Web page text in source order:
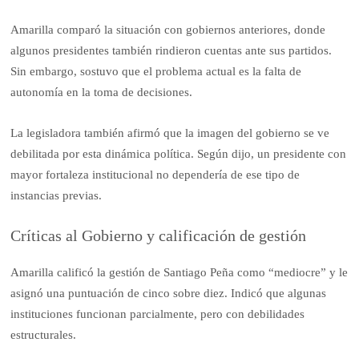
Amarilla comparó la situación con gobiernos anteriores, donde
algunos presidentes también rindieron cuentas ante sus partidos.
Sin embargo, sostuvo que el problema actual es la falta de
autonomía en la toma de decisiones.
La legisladora también afirmó que la imagen del gobierno se ve
debilitada por esta dinámica política. Según dijo, un presidente con
mayor fortaleza institucional no dependería de ese tipo de
instancias previas.
Críticas al Gobierno y calificación de gestión
Amarilla calificó la gestión de Santiago Peña como “mediocre” y le
asignó una puntuación de cinco sobre diez. Indicó que algunas
instituciones funcionan parcialmente, pero con debilidades
estructurales.